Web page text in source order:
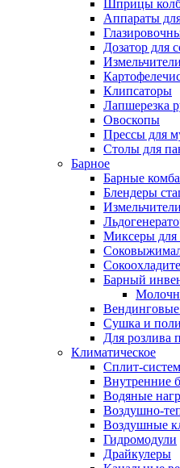
Шприцы
Аппараты
Дозатор для
Измельчители
Клипсаторы
Лапшерезка
Овоскопы
Прессы для
Столы для
Барное
Барные
Блендеры
Миксеры для
Барный
Сушка и
Для розлива
Климатическое
Сплит-
Внутренние
Водяные
Воздушно-
Воздушные
Гидромодули
Драйкулеры